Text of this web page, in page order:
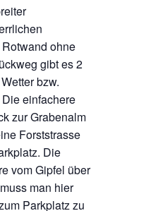
ohne
gibt es 2
bzw.
einfachere
zur Grabenalm
Forststrasse
Die
vom Gipfel über
man hier
Parkplatz zu